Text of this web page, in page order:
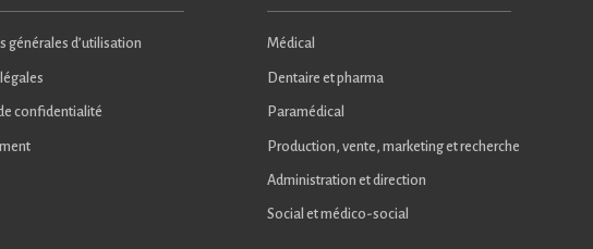
générales d’utilisation
confidentialité
Médical
Dentaire et pharma
Paramédical
Production, vente, marketing et recherche
Administration et direction
Social et médico-social